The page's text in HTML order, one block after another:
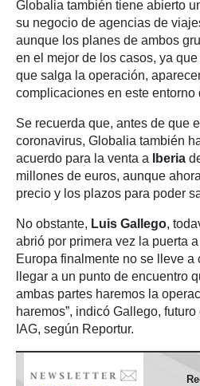
Globalia también tiene abierto
su negocio de agencias de
aunque los planes de ambos
en el mejor de los casos, ya
que salga la operación,
complicaciones en este entorno
Se recuerda que, antes de que
coronavirus, Globalia también
acuerdo para la venta a
Iberia
millones de euros, aunque
precio y los plazos para poder
No obstante, Luis Gallego,
abrió por primera vez la puerta
Europa finalmente no se lleve a
llegar a un punto de encuentro
ambas partes haremos la
haremos”, indicó Gallego,
IAG, según Reportur.